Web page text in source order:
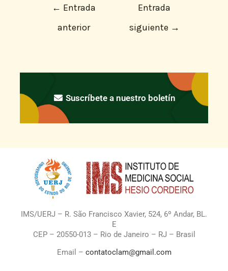
← Entrada
anterior
Entrada
siguiente →
Suscríbete a nuestro boletín
IMS/UERJ – R. São Francisco Xavier, 524, 6º Andar, BL.
E
CEP – 20550-013 – Rio de Janeiro – RJ – Brasil
Email – contatoclam@gmail.com